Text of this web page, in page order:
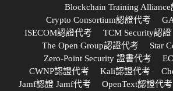
Blockchain Training
Crypto Consortium認證代考
ISECOM認證代考
TCM Security認證
The Open Group認證代考
Star
Zero-Point Security 證書代考
CWNP認證代考
Kali認證代考
Jamf認證 Jamf代考
OpenText認證代考